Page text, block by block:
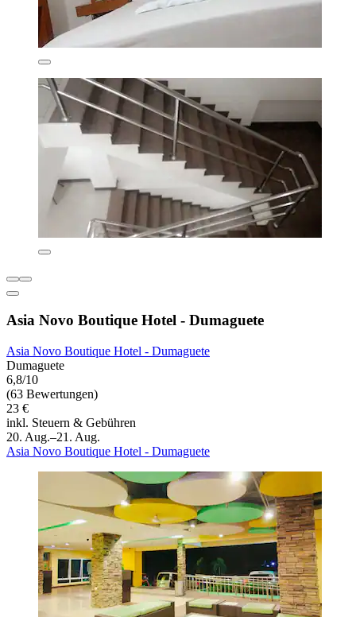
Asia Novo Boutique Hotel - Dumaguete
Asia Novo Boutique Hotel - Dumaguete
Dumaguete
6,8/10
(63 Bewertungen)
23 €
inkl. Steuern & Gebühren
20. Aug.–21. Aug.
Asia Novo Boutique Hotel - Dumaguete